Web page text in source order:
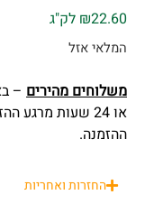
₪22.60 לק"ג
המלאי אזל
משלוחים מהירים –
ההזמנה.
החזרות ואחריות